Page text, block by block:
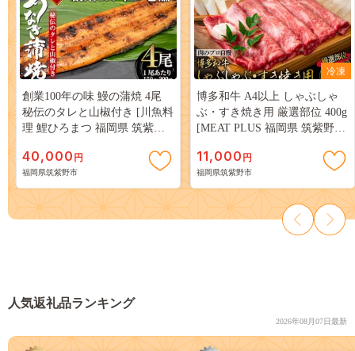
創業100年の味 鰻の蒲焼 4尾
秘伝のタレと山椒付き [川魚料
理 鯉ひろまつ 福岡県 筑紫野
40,000 円
福岡県筑紫野市
冷凍
博多和牛 A4以上 しゃぶしゃ
ぶ・すき焼き用 厳選部位 400g
[MEAT PLUS 福岡県 筑紫野市
11,000 円
福岡県筑紫野市
人気返礼品ランキング
2026年08月07日最新